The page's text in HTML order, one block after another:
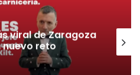
viral de Zaragoza
nuevo reto